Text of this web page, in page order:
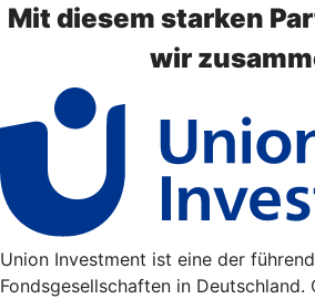
Mit diesem starken
wir
Union Investment ist eine der
Fondsgesellschaften in Deutschland.